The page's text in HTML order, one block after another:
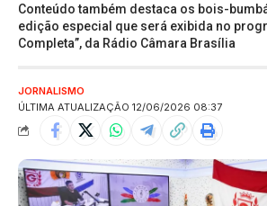
Conteúdo também destaca os bois-
edição especial que será exibida no
Completa”, da Rádio Câmara Brasília
ÚLTIMA ATUALIZAÇÃO 12/06/2026 08:37
JORNALISMO